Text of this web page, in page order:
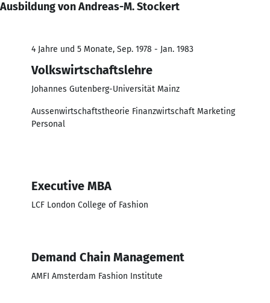
Ausbildung von Andreas-M. Stockert
4 Jahre und 5 Monate, Sep. 1978 - Jan. 1983
Volkswirtschaftslehre
Johannes Gutenberg-Universität Mainz
Aussenwirtschaftstheorie Finanzwirtschaft Marketing
Personal
Executive MBA
LCF London College of Fashion
Demand Chain Management
AMFI Amsterdam Fashion Institute